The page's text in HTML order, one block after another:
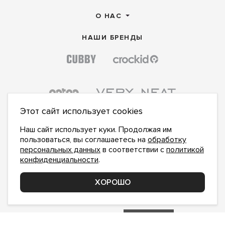
О НАС
НАШИ БРЕНДЫ
ПОДПИСАТЬСЯ НА НОВОСТИ:
сполитикой конфиденциальностиознакомлен и
Этот сайт использует cookies
Наш сайт использует куки. Продолжая им
пользоваться, вы соглашаетесь на обработку
персональных данных в соответствии с политикой
конфиденциальности.
ХОРОШО